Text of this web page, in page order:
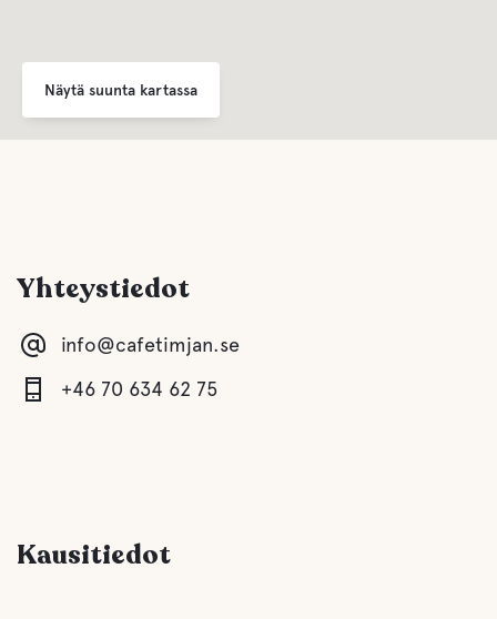
Buffe/lounas
Vettä
Näytä suunta kartassa
Yhteystiedot
info@cafetimjan.se
+46 70 634 62 75
Kausitiedot